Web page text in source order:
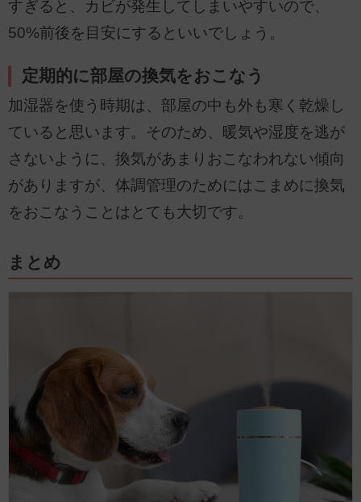
すぎると、カビが発生してしまいやすいので、
50%前後を目安にするといいでしょう。
定期的に部屋の換気をおこなう
加湿器を使う時期は、部屋の中も外も寒く乾燥し
ていると思います。そのため、暖気や湿度を逃が
さないように、換気があまりおこなわれない傾向
がありますが、体調管理のためにはこまめに換気
をおこなうことはとても大切です。
まとめ